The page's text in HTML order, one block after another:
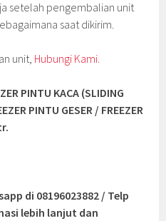
setelah pengembalian unit
saat dikirim.
unit, Hubungi Kami.
PINTU KACA (SLIDING
PINTU GESER / FREEZER
di 08196023882 / Telp
lebih lanjut dan